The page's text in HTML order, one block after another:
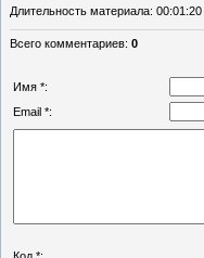
Длительность материала: 00:01:20
Всего комментариев: 0
Имя *:
Email *: